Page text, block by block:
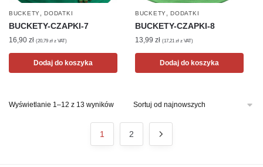
BUCKETY ,DODATKI
BUCKETY-CZAPKI-7
16,90 zł (20,79 zł z VAT)
Dodaj do koszyka
BUCKETY ,DODATKI
BUCKETY-CZAPKI-8
13,99zł (17,21zł z VAT)
Dodaj do koszyka
Wyświetlanie 1–12 z 13 wynikówPosortowane
1 2